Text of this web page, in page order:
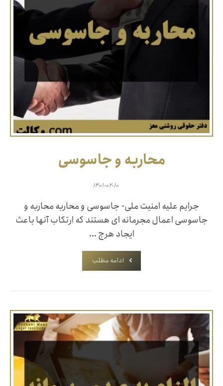
محاربه و جاسوسی
۱۴۰۱-۰۲-۱۰
جرایم علیه امنیت ملی- جاسوسی و محاربه محاربه و
جاسوسی اعمال مجرمانه ای هستند که ارتکاب آنها باعث
ایجاد هرج ...
ادامه مطلب